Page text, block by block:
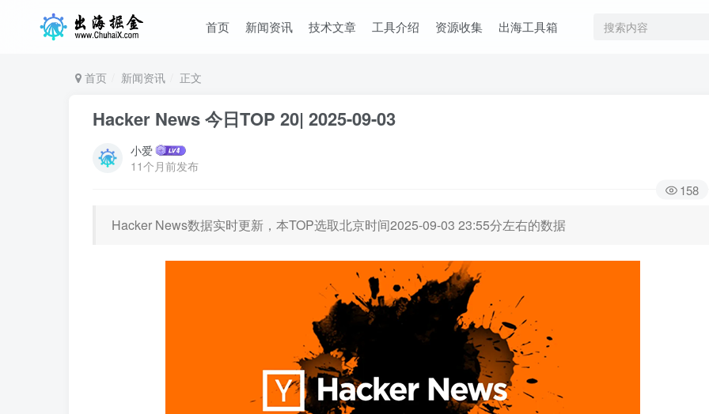
首页 新闻资讯 技术文章 工具介绍 资源收集 出海工具箱
首页 新闻资讯 正文
Hacker News 今日TOP 20| 2025-09-03
小爱
11个月前发布
158
Hacker News数据实时更新，本TOP选取北京时间2025-09-03 23:55分左右的数据